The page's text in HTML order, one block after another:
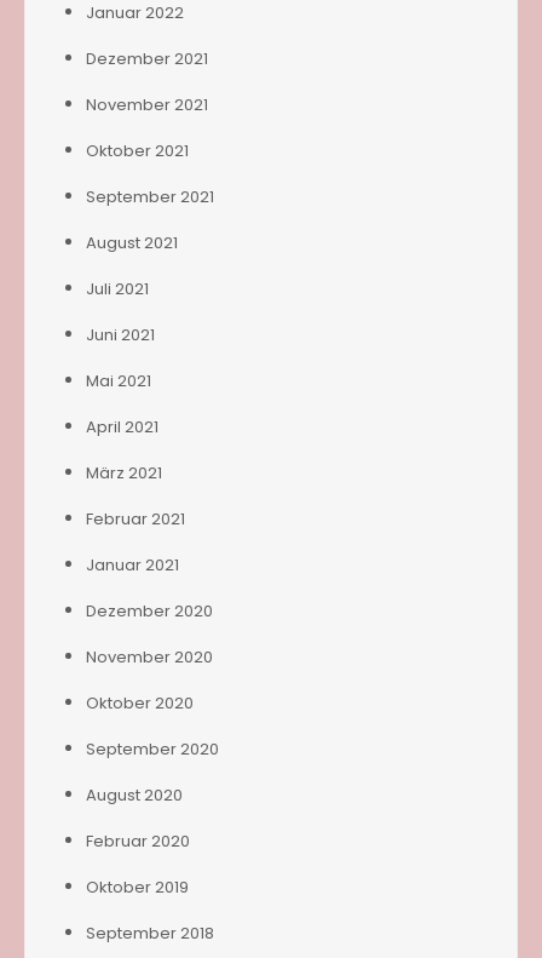
Januar 2022
Dezember 2021
November 2021
Oktober 2021
September 2021
August 2021
Juli 2021
Juni 2021
Mai 2021
April 2021
März 2021
Februar 2021
Januar 2021
Dezember 2020
November 2020
Oktober 2020
September 2020
August 2020
Februar 2020
Oktober 2019
September 2018